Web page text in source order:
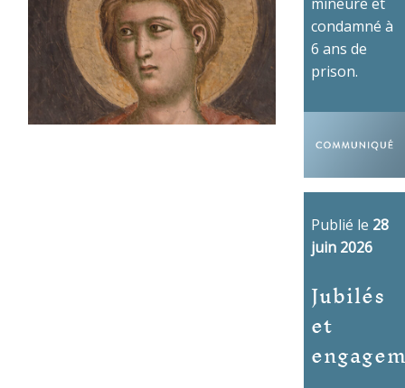
condamné à
6 ans de
prison.
Publié le 28
juin 2026
Jubilés
et